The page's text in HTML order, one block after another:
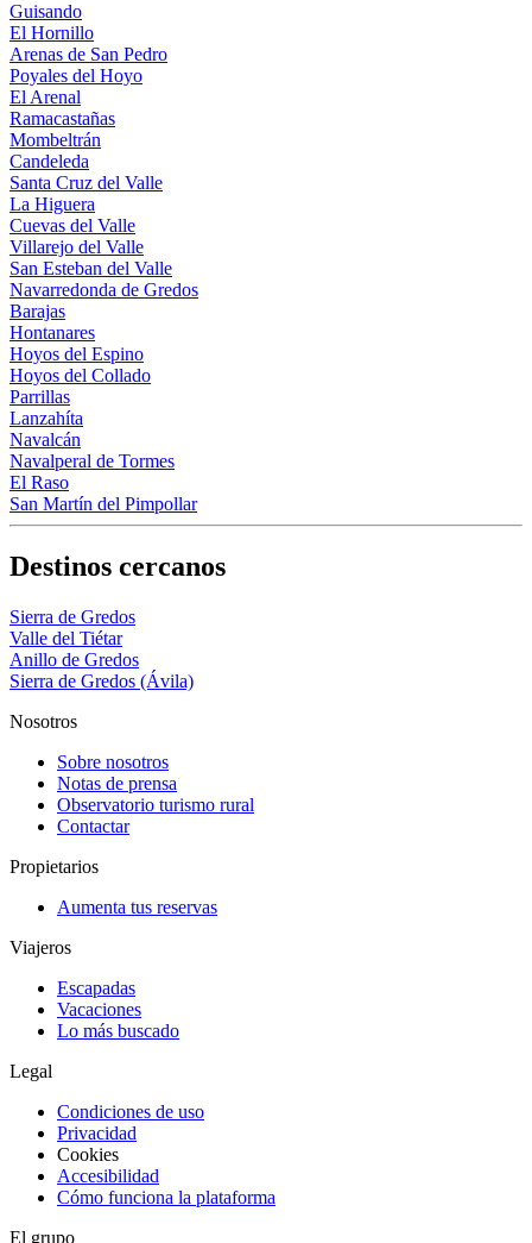
Guisando
El Hornillo
Arenas de San Pedro
Poyales del Hoyo
El Arenal
Ramacastañas
Mombeltrán
Candeleda
Santa Cruz del Valle
La Higuera
Cuevas del Valle
Villarejo del Valle
San Esteban del Valle
Navarredonda de Gredos
Barajas
Hontanares
Hoyos del Espino
Hoyos del Collado
Parrillas
Lanzahíta
Navalcán
Navalperal de Tormes
El Raso
San Martín del Pimpollar
Destinos cercanos
Sierra de Gredos
Valle del Tiétar
Anillo de Gredos
Sierra de Gredos (Ávila)
Nosotros
Sobre nosotros
Notas de prensa
Observatorio turismo rural
Contactar
Propietarios
Aumenta tus reservas
Viajeros
Escapadas
Vacaciones
Lo más buscado
Legal
Condiciones de uso
Privacidad
Cookies
Accesibilidad
Cómo funciona la plataforma
El grupo